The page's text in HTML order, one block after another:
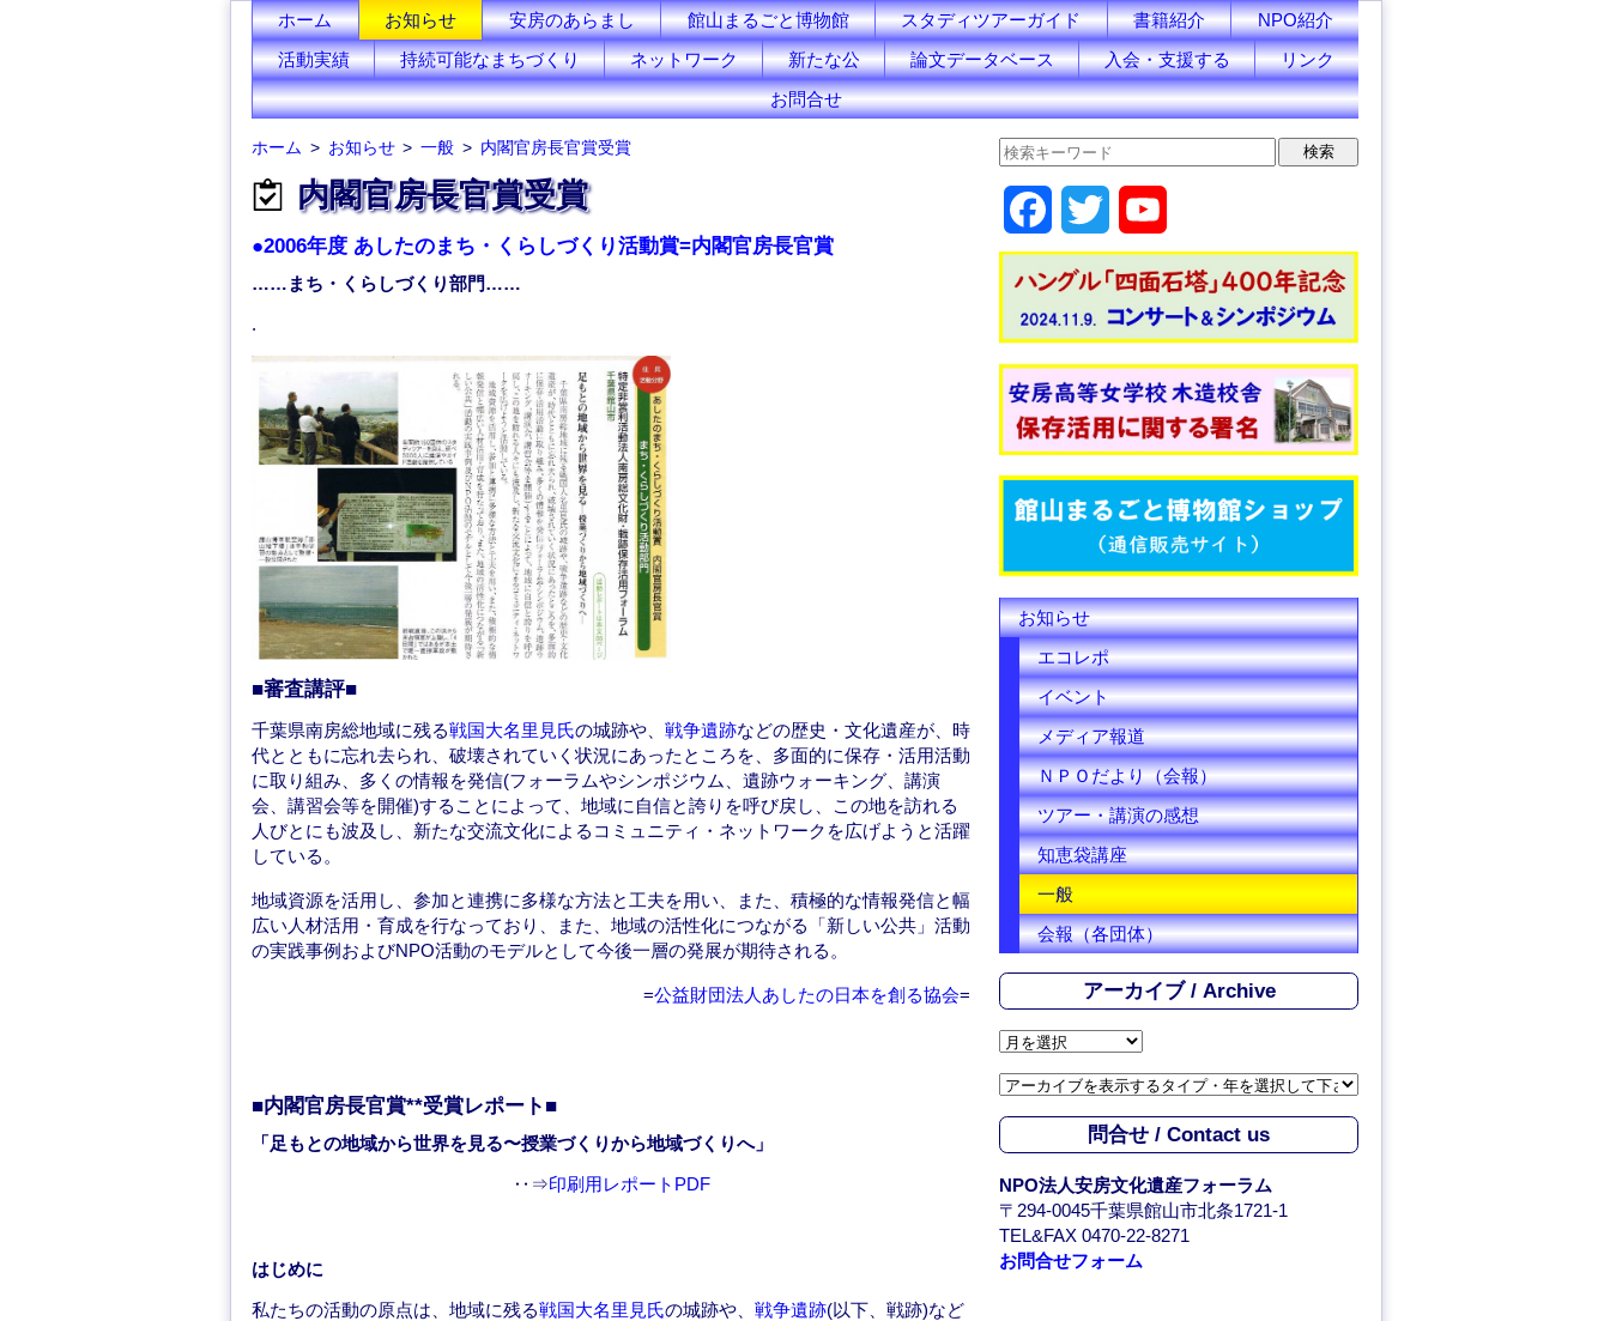
ホーム お知らせ 安房のあらまし 館山まるごと博物館 スタディツアーガイド 書籍紹介
NPO紹介
活動実績
持続可能なまちづくり ネットワーク 新たな公 論文データベース 入会・支援する
リンク
お問合せ
ホーム お知らせ 一般 内閣官房長官賞受賞
内閣官房長官賞受賞
●2006年度 あしたのまち・くらしづくり活動賞=内閣官房長官賞
……まち・くらしづくり部門……
.
■審査講評■
千葉県南房総地域に残る戦国大名里見氏の城跡や、 戦争遺跡などの歴史・文化遺産が、時
代とともに忘れ去られ、破壊されていく状況にあったところを、多面的に保存・活用活動
に取り組み、多くの情報を発信(フォーラムやシンポジウム、遺跡ウォーキング、講演
会、講習会等を開催)することによって、地域に自信と誇りを呼び戻し、この地を訪れる
人びとにも波及し、新たな交流文化によるコミュニティ・ネットワークを広げようと活躍
している。
地域資源を活用し、参加と連携に多様な方法と工夫を用い、また、積極的な情報発信と幅
広い人材活用・育成を行なっており、また、地域の活性化につながる「新しい公共」活動
の実践事例およびNPO活動のモデルとして今後一層の発展が期待される。
=公益財団法人あしたの日本を創る協会=
■内閣官房長官賞**受賞レポート■
「足もとの地域から世界を見る〜授業づくりから地域づくりへ」
‥⇒印刷用レポートPDF
はじめに
私たちの活動の原点は、地域に残る戦国大名里見氏の城跡や、 戦争遺跡(以下、戦跡)など
a
b
o
o
w
i
t
e
o
u
b
e
C
a
n
n
e
l
お知らせ
エコレポ
イベント
メディア報道
ＮＰＯだより（会報）
ツアー・講演の感想
知恵袋講座
一般
会報（各団体）
アーカイブ / Archive
ア
カ
イ
ブ
A
r
c
h
問合せ / Contact us
NPO法人安房文化遺産フォーラム
〒294-0045千葉県館山市北条1721-1
TEL&FAX 0470-22-8271
お問合せフォーム